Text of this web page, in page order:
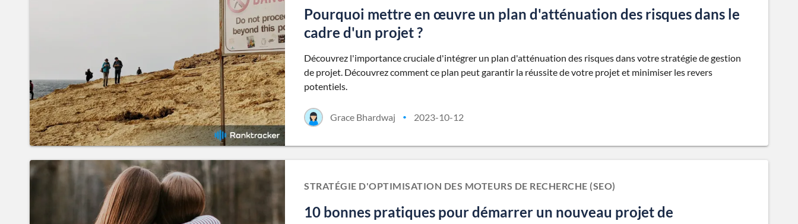
Pourquoi mettre en œuvre un plan d'atténuation des risques dans le
cadre d'un projet ?
Découvrez l'importance cruciale d'intégrer un plan d'atténuation des risques dans votre stratégie de gestion
de projet. Découvrez comment ce plan peut garantir la réussite de votre projet et minimiser les revers
potentiels.
Grace Bhardwaj • 2023-10-12
STRATÉGIE D'OPTIMISATION DES MOTEURS DE RECHERCHE (SEO)
10 bonnes pratiques pour démarrer un nouveau projet de